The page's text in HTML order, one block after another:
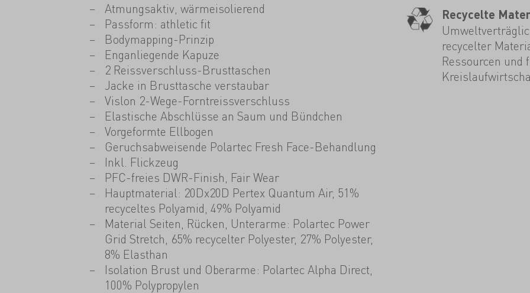
Atmungsaktiv, wärmeisolierend
Passform: athletic fit
Bodymapping-Prinzip
Enganliegende Kapuze
2 Reissverschluss-Brusttaschen
Jacke in Brusttasche verstaubar
Vislon 2-Wege-Forntreissverschluss
Elastische Abschlüsse an Saum und Bündchen
Vorgeformte Ellbogen
Geruchsabweisende Polartec Fresh Face-Behandlung
Inkl. Flickzeug
PFC-freies DWR-Finish, Fair Wear
Hauptmaterial: 20Dx20D Pertex Quantum Air, 51%
recyceltes Polyamid, 49% Polyamid
Material Seiten, Rücken, Unterarme: Polartec Power
Grid Stretch, 65% recycelter Polyester, 27% Polyester,
8% Elasthan
Isolation Brust und Oberarme: Polartec Alpha Direct,
100% Polypropylen
Recycelte
recycelter
Ressourcen und